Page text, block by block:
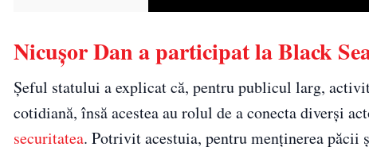
Nicușor Dan a participat la Black
Șeful statului a explicat că, pentru publicul larg,
cotidiană, însă acestea au rolul de a conecta diverși
securitatea. Potrivit acestuia, pentru menținerea păcii